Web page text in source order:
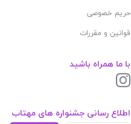
حریم خصوصی
قوانین و مقررات
با ما همراه باشید
اطلاع رسانی جشنواره های مهتاب